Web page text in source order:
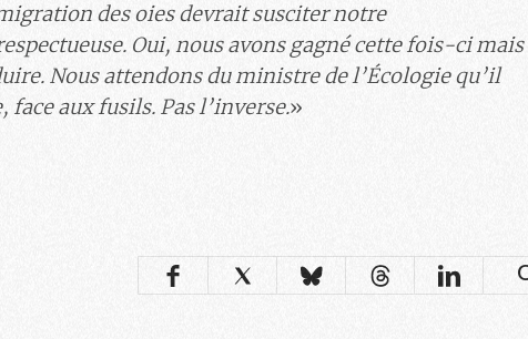
des oies devrait susciter notre
Oui, nous avons gagné cette fois-ci mais
Nous attendons du ministre de l’Écologie qu’il
aux fusils. Pas l’inverse.»